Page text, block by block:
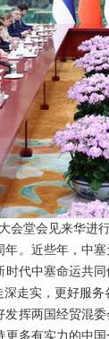
会堂会见来华进
。近些年，中
代中塞命运共
走实，更好服务
挥两国经贸混
多有实力的中